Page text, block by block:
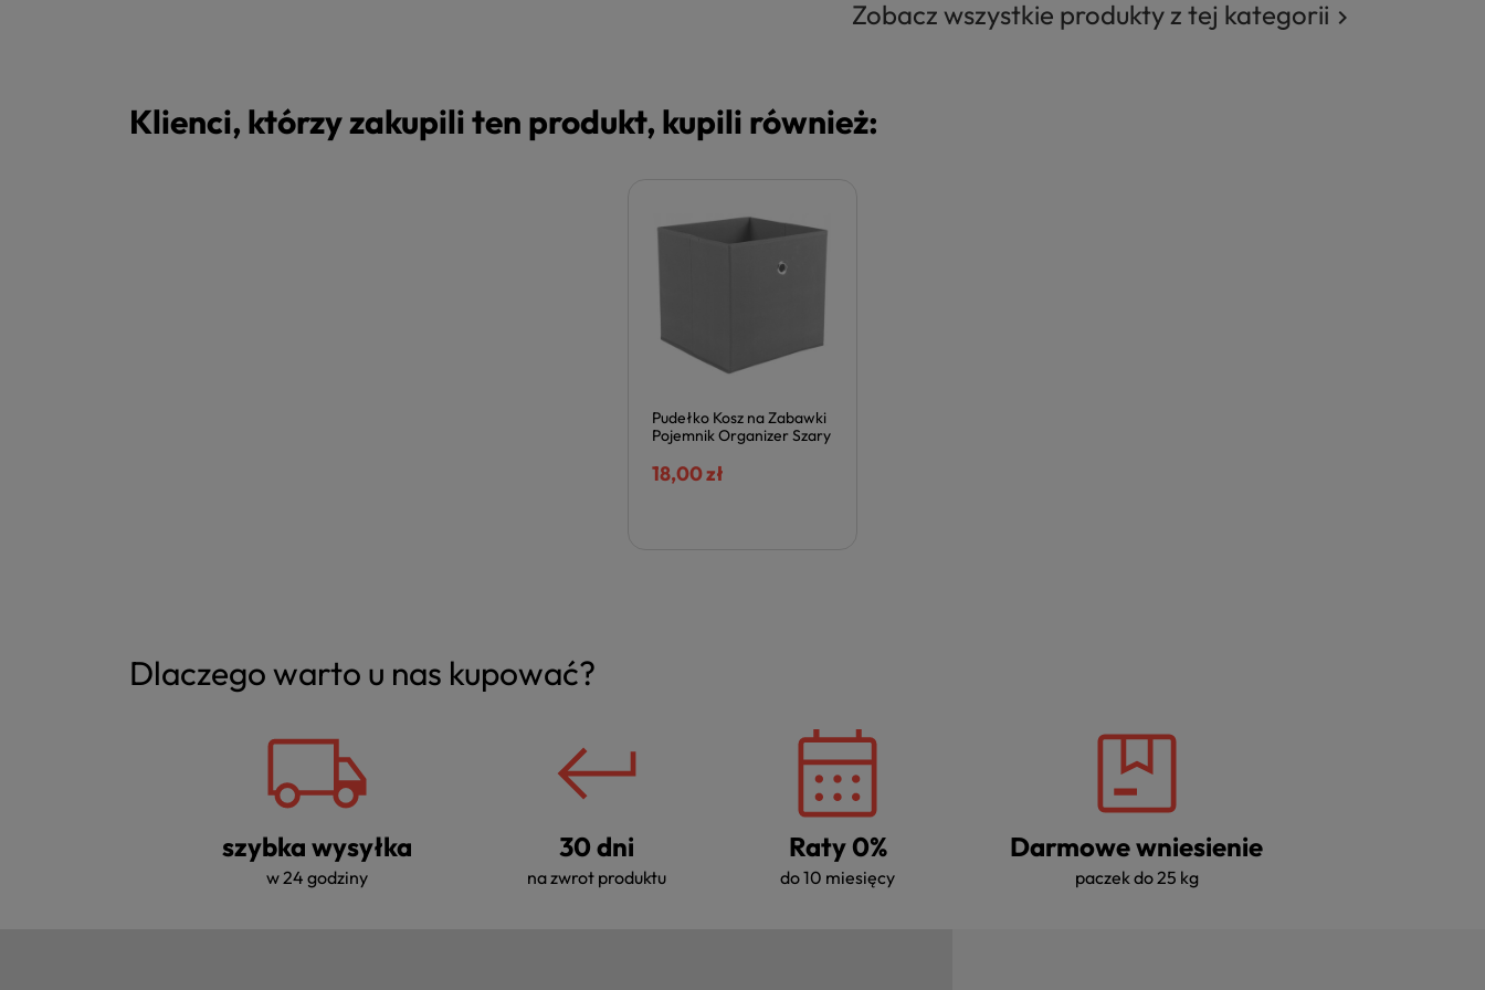
Zobacz wszystkie produkty z tej kategorii 
Klienci, którzy zakupili ten produkt, kupili również:
Pudełko Kosz na Zabawki
Pojemnik Organizer Szary
Szuflada Skrzynia Szara
Halmar
18,00 zł
Dlaczego warto u nas kupować?
szybka wysyłka
w 24 godziny
30 dni
na zwrot produktu
Raty 0%
do 10 miesięcy
Darmowe wniesienie
paczek do 25 kg